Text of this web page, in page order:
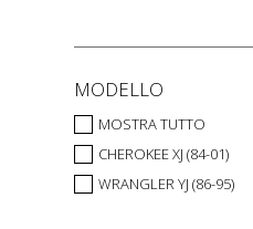
MODELLO
MOSTRA TUTTO
CHEROKEE XJ (84-01)
WRANGLER YJ (86-95)